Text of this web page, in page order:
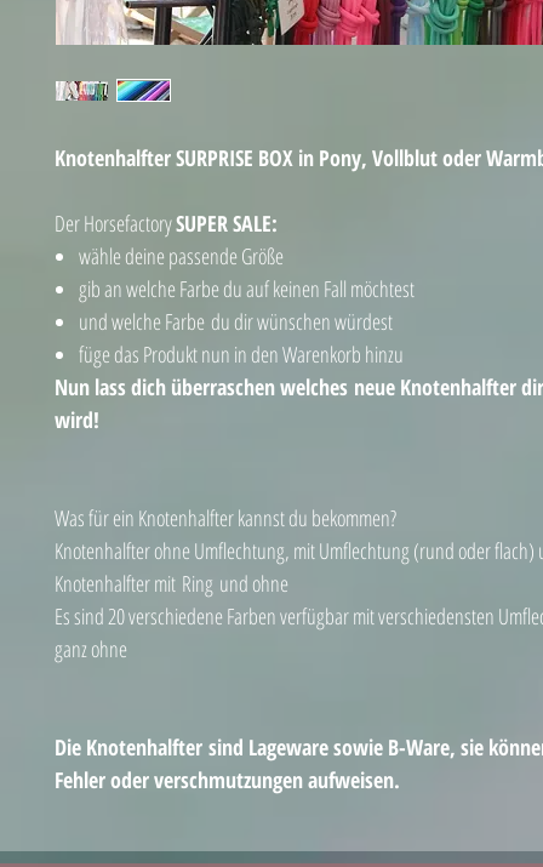
Knotenhalfter SURPRISE BOX in Pony, Vollblut oder
Der HorsefactorySUPER SALE:
wähle deine passende Größe
gib an welche Farbe du auf keinen Fall möchtest
und welche Farbe du dir wünschen würdest
füge das Produkt nun in den Warenkorb hinzu
Nun lass dich überraschen welches neue Knotenhalfter
wird!
Was für ein Knotenhalfter kannst du bekommen?
Knotenhalfter ohne Umflechtung, mit Umflechtung (rund oder flach)
Knotenhalfter mit Ring und ohne
Es sind 20 verschiedene Farben verfügbar mit verschiedensten
ganz ohne
Die Knotenhalfter sind Lageware sowie B-Ware, sie
Fehler oder verschmutzungen aufweisen.